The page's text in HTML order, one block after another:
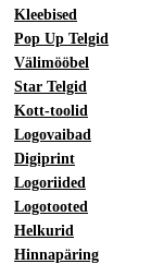
Kleebised
Pop Up Telgid
Välimööbel
Star Telgid
Kott-toolid
Logovaibad
Digiprint
Logoriided
Logotooted
Helkurid
Hinnapäring